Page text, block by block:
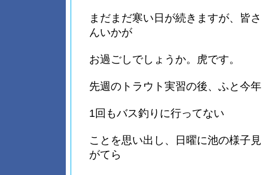
まだまだ寒い日が続きますが、皆さ
んいかが
お過ごしでしょうか。虎です。
先週のトラウト実習の後、ふと今年
1回もバス釣りに行ってない
ことを思い出し、日曜に池の様子見
がてら